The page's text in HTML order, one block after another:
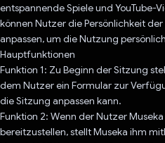
entspannende Spiele und YouTube-
können Nutzer die Persönlichkeit
anpassen, um die Nutzung
Hauptfunktionen
Funktion 1: Zu Beginn der Sitzung
dem Nutzer ein Formular zur
die Sitzung anpassen kann.
Funktion 2: Wenn der Nutzer
bereitzustellen, stellt Museka ihm